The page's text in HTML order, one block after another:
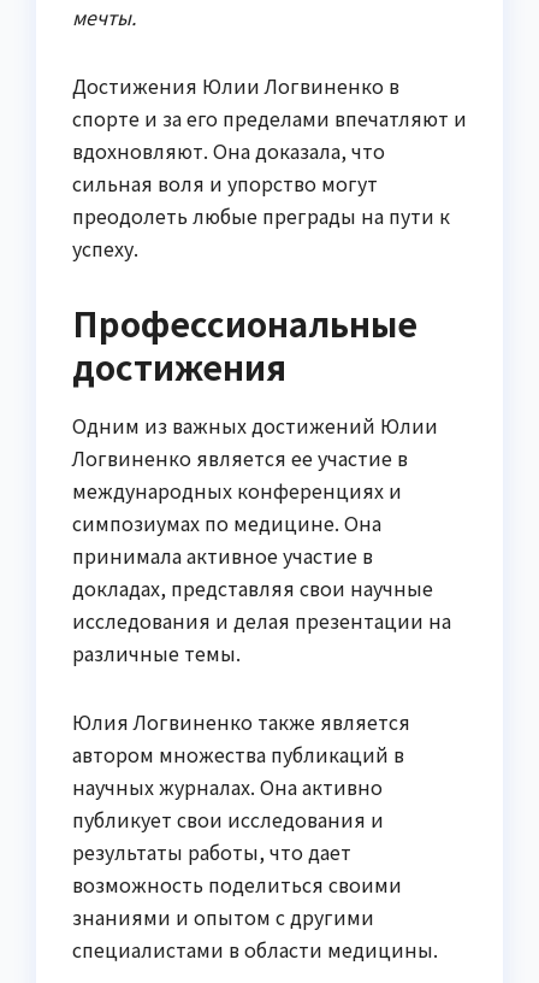
мечты.
Достижения Юлии Логвиненко в
спорте и за его пределами впечатляют и
вдохновляют. Она доказала, что
сильная воля и упорство могут
преодолеть любые преграды на пути к
успеху.
Профессиональные
достижения
Одним из важных достижений Юлии
Логвиненко является ее участие в
международных конференциях и
симпозиумах по медицине. Она
принимала активное участие в
докладах, представляя свои научные
исследования и делая презентации на
различные темы.
Юлия Логвиненко также является
автором множества публикаций в
научных журналах. Она активно
публикует свои исследования и
результаты работы, что дает
возможность поделиться своими
знаниями и опытом с другими
специалистами в области медицины.